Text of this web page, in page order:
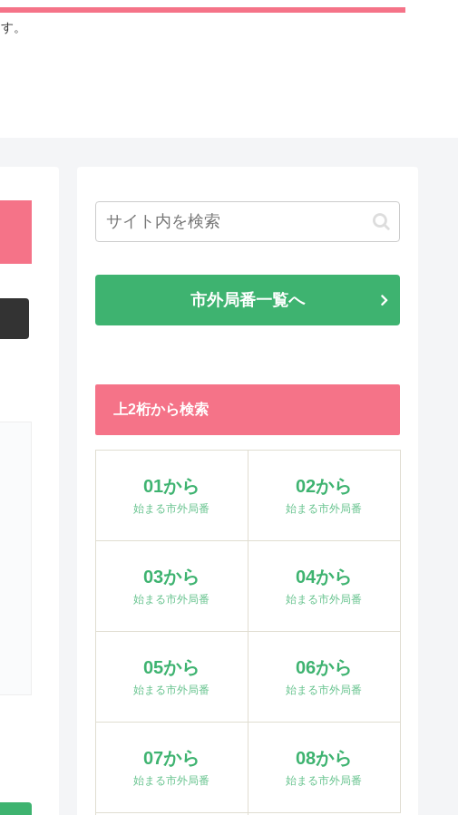
。
市外局番一覧へ
上2桁から検索
01から
始まる市外局番
02から
始まる市外局番
03から
始まる市外局番
04から
始まる市外局番
05から
始まる市外局番
06から
始まる市外局番
07から
始まる市外局番
08から
始まる市外局番